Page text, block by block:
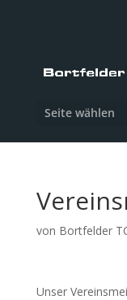
Seite wählen
von Bortfelder
Unser